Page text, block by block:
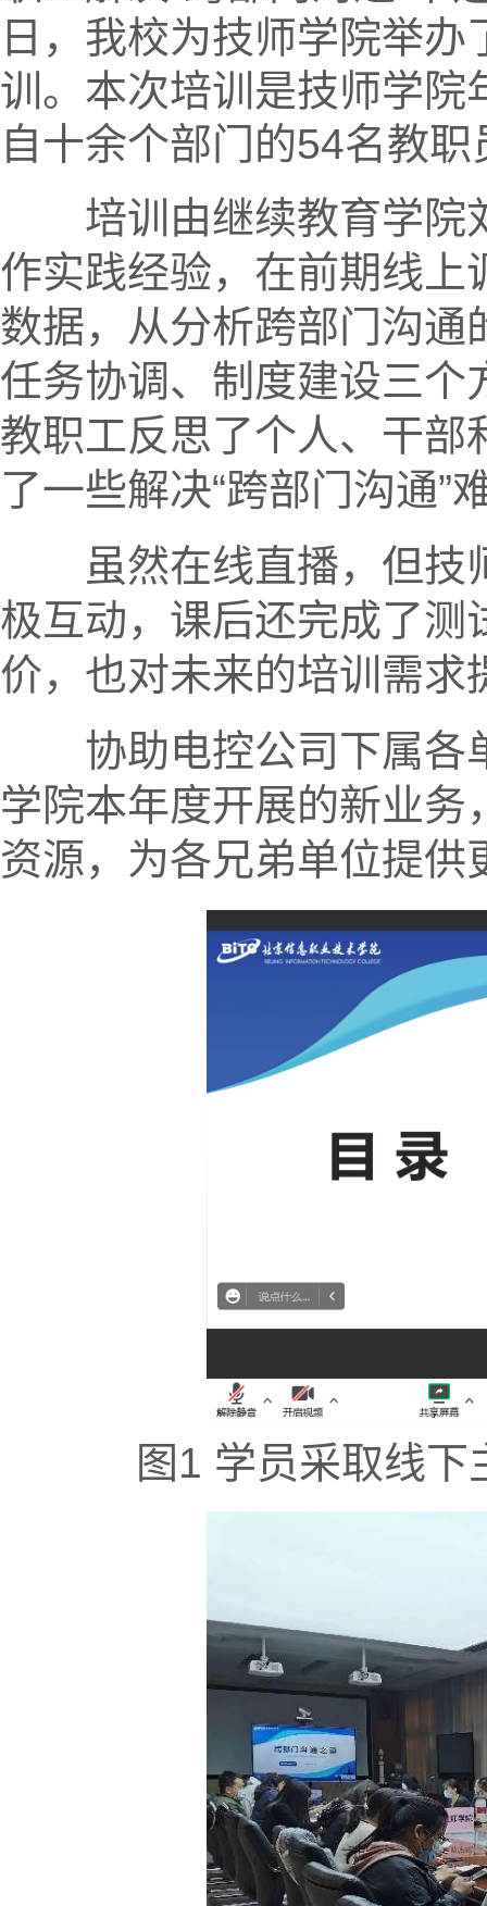
日，我校为技师学院举
训。本次培训是技师学院
自十余个部门的54名教职
培训由继续教育学院
作实践经验，在前期线上
数据，从分析跨部门沟通
任务协调、制度建设三个
教职工反思了个人、干部
了一些解决“跨部门沟通”
虽然在线直播，但
极互动，课后还完成了测
价，也对未来的培训需求
协助电控公司下属各
学院本年度开展的新业
资源，为各兄弟单位提供
图 1 学员采取线下